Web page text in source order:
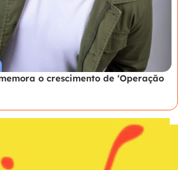
o crescimento de ‘Operação